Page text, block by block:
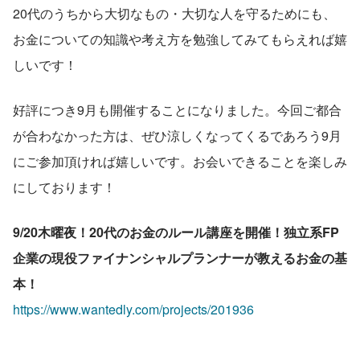
20代のうちから大切なもの・大切な人を守るためにも、
お金についての知識や考え方を勉強してみてもらえれば嬉
しいです！
好評につき9月も開催することになりました。今回ご都合
が合わなかった方は、ぜひ涼しくなってくるであろう9月
にご参加頂ければ嬉しいです。お会いできることを楽しみ
にしております！
9/20木曜夜！20代のお金のルール講座を開催！独立系FP
企業の現役ファイナンシャルプランナーが教えるお金の基
本！
https://www.wantedly.com/projects/201936